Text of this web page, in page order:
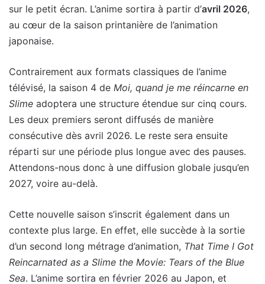
sur le petit écran. L’anime sortira à partir d’avril 2026,
au cœur de la saison printanière de l’animation
japonaise.
Contrairement aux formats classiques de l’anime
télévisé, la saison 4 de Moi, quand je me réincarne en
Slime adoptera une structure étendue sur cinq cours.
Les deux premiers seront diffusés de manière
consécutive dès avril 2026. Le reste sera ensuite
réparti sur une période plus longue avec des pauses.
Attendons-nous donc à une diffusion globale jusqu’en
2027, voire au-delà.
Cette nouvelle saison s’inscrit également dans un
contexte plus large. En effet, elle succède à la sortie
d’un second long métrage d’animation, That Time I Got
Reincarnated as a Slime the Movie: Tears of the Blue
Sea. L’anime sortira en février 2026 au Japon, et